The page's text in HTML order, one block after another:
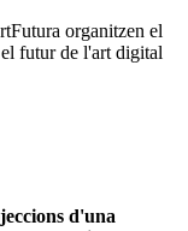
organitzen el
futur de l'art digital
d'una